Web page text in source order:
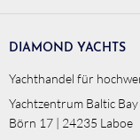
DIAMOND YACHTS
Yachthandel für
Yachtzentrum Baltic Bay
Börn 17 | 24235 Laboe